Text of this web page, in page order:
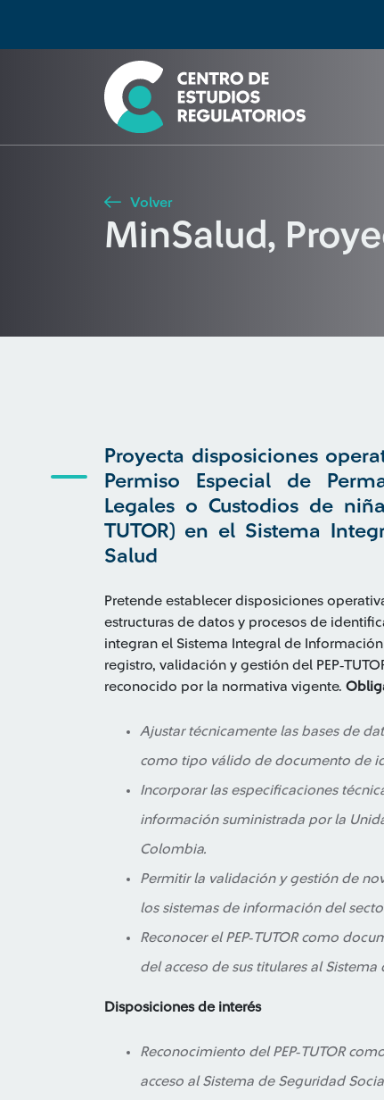
Seleccione país
Buscar
Volver
MinSalud,
Proyecta disposiciones
Permiso Especial de
Legales o Custodios de
TUTOR) en el Sistema
Salud
Pretende establecer disposiciones
estructuras de datos y procesos de
integran el Sistema Integral de
registro, validación y gestión del
reconocido por la normativa vigente.
Ajustar técnicamente las bases de
como tipo válido de documento de
Incorporar las especificaciones
información suministrada por la
Colombia.
Permitir la validación y gestión de
los sistemas de información del
Reconocer el PEP‑TUTOR como
del acceso de sus titulares al
Disposiciones de interés
Reconocimiento del PEP‑TUTOR
acceso al Sistema de Seguridad